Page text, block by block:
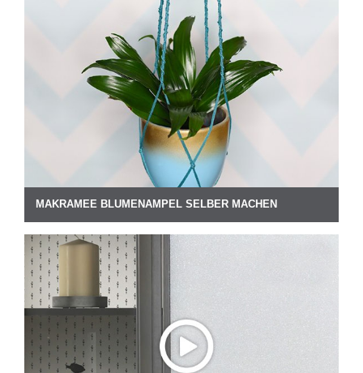
MAKRAMEE BLUMENAMPEL SELBER MACHEN